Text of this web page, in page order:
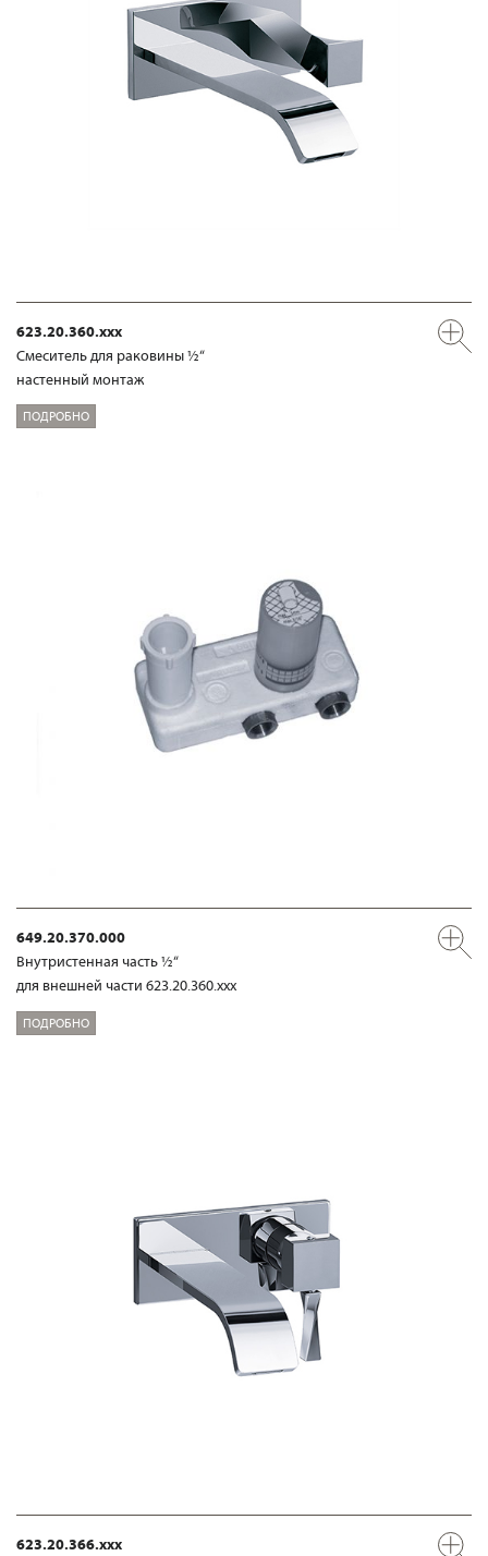
623.20.360.xxx
Смеситель для раковины ½“
настенный монтаж
ПОДРОБНО
649.20.370.000
Внутристенная часть ½“
для внешней части 623.20.360.xxx
ПОДРОБНО
623.20.366.xxx